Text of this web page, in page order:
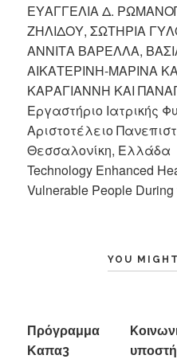
ΕΥΑΓΓΕΛΙΑ Δ.
ΖΗΛΙΔΟΥ, ΣΩΤΗΡΙΑ
ΑΝΝΙΤΑ ΒΑΡΕΛΛΑ,
ΑΙΚΑΤΕΡΙΝΗ-ΜΑΡΙΝΑ
ΚΑΡΑΓΙΑΝΝΗ ΚΑΙ
Εργαστήριο Ιατρικής
Αριστοτέλειο
Θεσσαλονίκη, Ελλάδα
Technology Enhanced
Vulnerable People
YOU
Πρόγραμμα
Καπα3